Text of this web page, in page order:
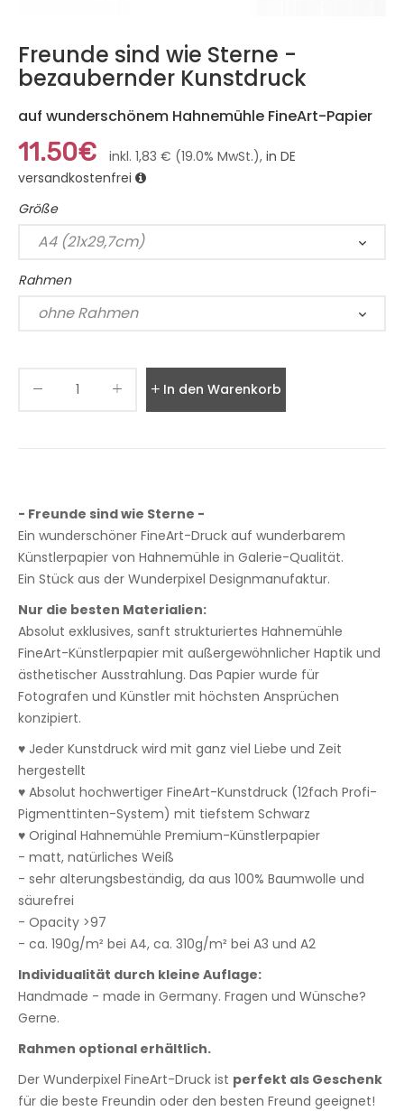
Freunde sind wie Sterne -
bezaubernder Kunstdruck
auf wunderschönem Hahnemühle FineArt-Papier
11.50€ inkl. 1,83 € (19.0% MwSt.), in DE
versandkostenfrei
Größe
Rahmen
In den Warenkorb legen
- Freunde sind wie Sterne -
Ein wunderschöner FineArt-Druck auf wunderbarem
Künstlerpapier von Hahnemühle in Galerie-Qualität.
Ein Stück aus der Wunderpixel Designmanufaktur.
Nur die besten Materialien:
Absolut exklusives, sanft strukturiertes Hahnemühle
FineArt-Künstlerpapier mit außergewöhnlicher Haptik und
ästhetischer Ausstrahlung. Das Papier wurde für
Fotografen und Künstler mit höchsten Ansprüchen
konzipiert.
♥ Jeder Kunstdruck wird mit ganz viel Liebe und Zeit
hergestellt
♥ Absolut hochwertiger FineArt-Kunstdruck (12fach Profi-
Pigmenttinten-System) mit tiefstem Schwarz
♥ Original Hahnemühle Premium-Künstlerpapier
- matt, natürliches Weiß
- sehr alterungsbeständig, da aus 100% Baumwolle und
säurefrei
- Opacity >97
- ca. 190g/m² bei A4, ca. 310g/m² bei A3 und A2
Individualität durch kleine Auflage:
Handmade - made in Germany. Fragen und Wünsche?
Gerne.
Rahmen optional erhältlich.
Der Wunderpixel FineArt-Druck ist perfekt als Geschenk
für die beste Freundin oder den besten Freund geeignet!